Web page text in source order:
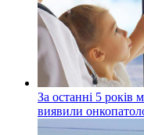
За останні 5
виявили